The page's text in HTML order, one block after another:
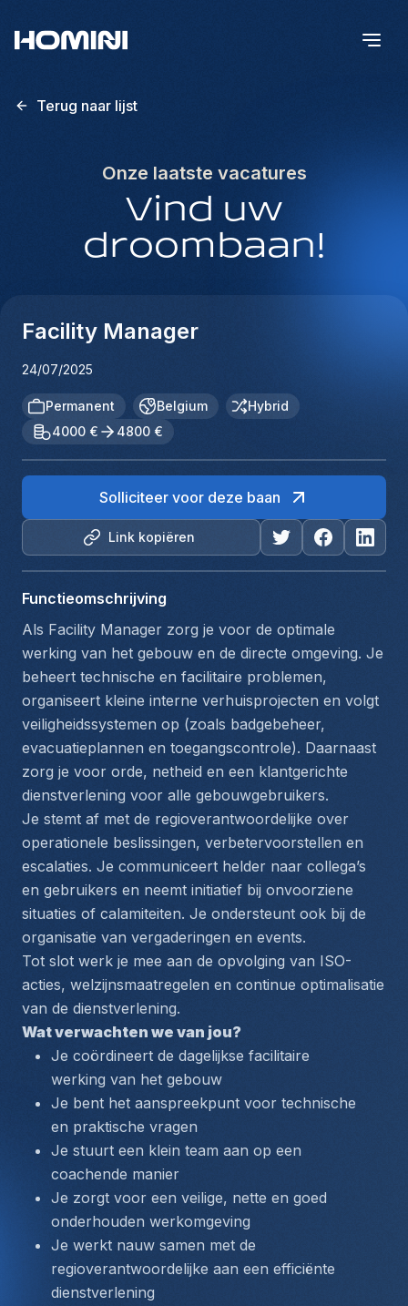
Terug naar lijst
Onze laatste vacatures
Vind uw
droombaan!
Facility Manager
24/07/2025
Permanent Belgium
Hybrid
4000 €
4800 €
Link kopiëren
Solliciteer voor deze baan
Functieomschrijving
Als Facility Manager zorg je voor de optimale
werking van het gebouw en de directe omgeving. Je
beheert technische en facilitaire problemen,
organiseert kleine interne verhuisprojecten en volgt
veiligheidssystemen op (zoals badgebeheer,
evacuatieplannen en toegangscontrole). Daarnaast
zorg je voor orde, netheid en een klantgerichte
dienstverlening voor alle gebouwgebruikers.
Je stemt af met de regioverantwoordelijke over
operationele beslissingen, verbetervoorstellen en
escalaties. Je communiceert helder naar collega’s
en gebruikers en neemt initiatief bij onvoorziene
situaties of calamiteiten. Je ondersteunt ook bij de
organisatie van vergaderingen en events.
Tot slot werk je mee aan de opvolging van ISO-
acties, welzijnsmaatregelen en continue optimalisatie
van de dienstverlening.
Wat verwachten we van jou?
Je coördineert de dagelijkse facilitaire
werking van het gebouw
Je bent het aanspreekpunt voor technische
en praktische vragen
Je stuurt een klein team aan op een
coachende manier
Je zorgt voor een veilige, nette en goed
onderhouden werkomgeving
Je werkt nauw samen met de
regioverantwoordelijke aan een efficiënte
dienstverlening